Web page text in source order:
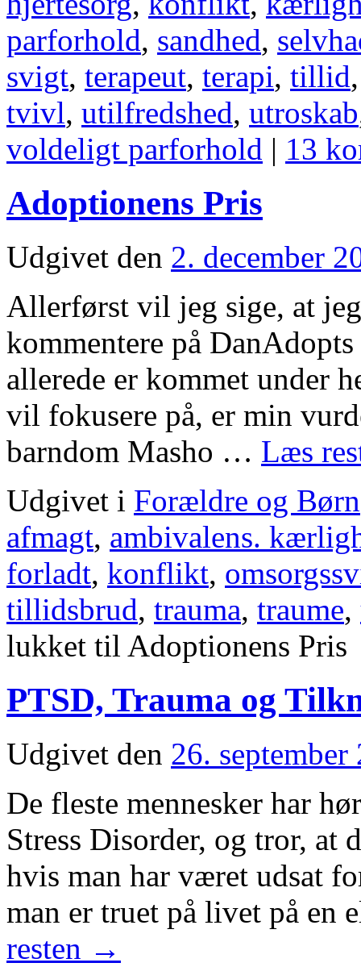
parforhold, sandhed,
svigt, terapeut, terapi, tillid
tvivl, utilfredshed, utroskab
voldeligt parforhold | 13
Adoptionens Pris
Udgivet den 2. december
Allerførst vil jeg sige, at
kommentere på
allerede er kommet under
vil fokusere på, er min
barndom Masho … Læs
Udgivet i Forældre og Børn
afmagt, ambivalens.
forladt, konflikt,
tillidsbrud, trauma, traume,
lukket til Adoptionens Pris
PTSD, Trauma og
Udgivet den 26. september
De fleste mennesker har
Stress Disorder, og tror, at
hvis man har været udsat
man er truet på livet på en
resten →